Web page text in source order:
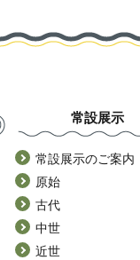
常設展示
常設展示のご案内
原始
古代
中世
近世